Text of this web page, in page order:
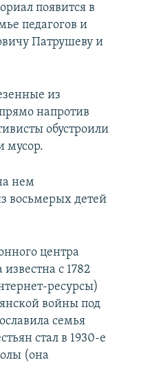
появится в
педагогов и
Патрушеву и
из
напротив
обустроили
мусор.
нем
восьмерых детей
центра
с 1782
ресурсы)
войны под
семья
стал в 1930-е
(она